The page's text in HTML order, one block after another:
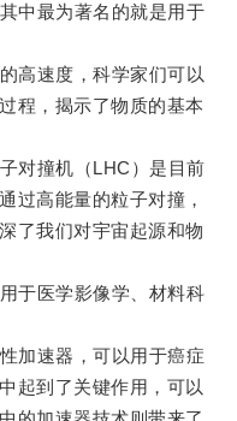
最为著名的就是用于
速度，科学家们可以
程，揭示了物质的基本
撞机（LHC）是目前
过高能量的粒子对撞，
了我们对宇宙起源和物
医学影像学、材料科
速器，可以用于癌症
起到了关键作用，可以